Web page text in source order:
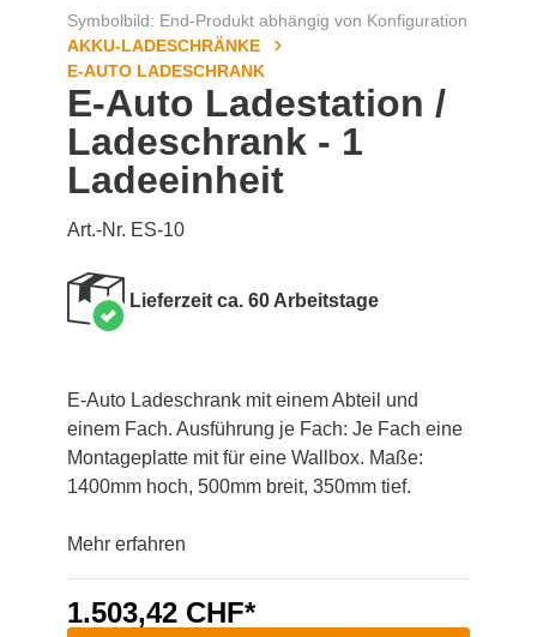
Symbolbild: End-Produkt abhängig von Konfiguration
AKKU-LADESCHRÄNKE
E-AUTO LADESCHRANK
E-Auto Ladestation /
Ladeschrank - 1
Ladeeinheit
Art.-Nr. ES-10
Lieferzeit ca. 60 Arbeitstage
E-Auto Ladeschrank mit einem Abteil und
einem Fach. Ausführung je Fach: Je Fach eine
Montageplatte mit für eine Wallbox. Maße:
1400mm hoch, 500mm breit, 350mm tief.
Mehr erfahren
1.503,42 CHF*